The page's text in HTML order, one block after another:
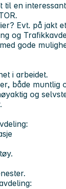
til en
Evt. på jakt
og
gode
i arbeidet.
både muntlig
og